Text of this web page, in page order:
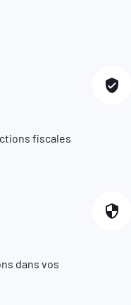
fiscales
dans vos